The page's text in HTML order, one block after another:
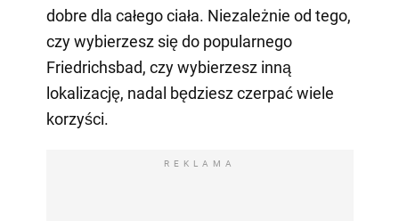
dobre dla całego ciała. Niezależnie od tego,
czy wybierzesz się do popularnego
Friedrichsbad, czy wybierzesz inną
lokalizację, nadal będziesz czerpać wiele
korzyści.
REKLAMA